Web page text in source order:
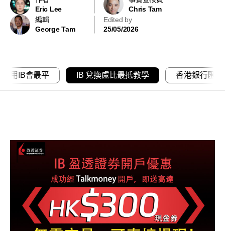
貸款
關於
Eric Lee
Chris Tam
編輯
George Tam
Edited by
25/05/2026
解用IB會最平 IB 兌換盧比最抵教學 香港銀行匯率